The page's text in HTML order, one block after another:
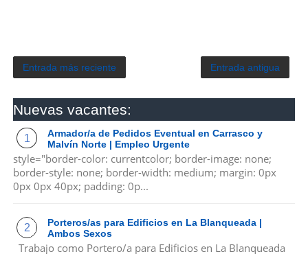
Entrada más reciente Entrada antigua
Nuevas vacantes:
Armador/a de Pedidos Eventual en Carrasco y
Malvín Norte | Empleo Urgente
style="border-color: currentcolor; border-image: none;
border-style: none; border-width: medium; margin: 0px
0px 0px 40px; padding: 0p...
Porteros/as para Edificios en La Blanqueada |
Ambos Sexos
Trabajo como Portero/a para Edificios en La Blanqueada